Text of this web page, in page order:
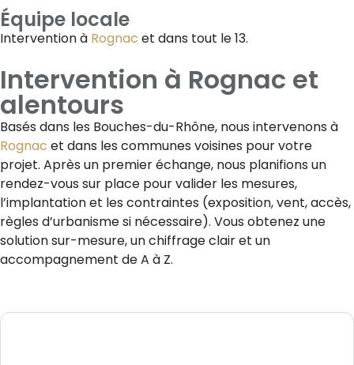
Équipe locale
Intervention à Rognac et dans tout le 13.
Intervention à Rognac et
alentours
Basés dans les Bouches-du-Rhône, nous intervenons à
Rognac et dans les communes voisines pour votre
projet. Après un premier échange, nous planifions un
rendez-vous sur place pour valider les mesures,
l’implantation et les contraintes (exposition, vent, accès,
règles d’urbanisme si nécessaire). Vous obtenez une
solution sur-mesure, un chiffrage clair et un
accompagnement de A à Z.